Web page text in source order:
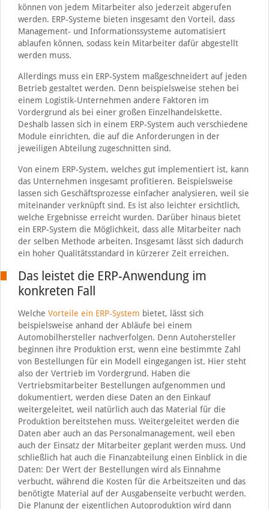
können von jedem Mitarbeiter also jederzeit abgerufen
werden. ERP-Systeme bieten insgesamt den Vorteil, dass
Management- und Informationssysteme automatisiert
ablaufen können, sodass kein Mitarbeiter dafür abgestellt
werden muss.
Allerdings muss ein ERP-System maßgeschneidert auf jeden
Betrieb gestaltet werden. Denn beispielsweise stehen bei
einem Logistik-Unternehmen andere Faktoren im
Vordergrund als bei einer großen Einzelhandelskette.
Deshalb lassen sich in einem ERP-System auch verschiedene
Module einrichten, die auf die Anforderungen in der
jeweiligen Abteilung zugeschnitten sind.
Von einem ERP-System, welches gut implementiert ist, kann
das Unternehmen insgesamt profitieren. Beispielsweise
lassen sich Geschäftsprozesse einfacher analysieren, weil sie
miteinander verknüpft sind. Es ist also leichter ersichtlich,
welche Ergebnisse erreicht wurden. Darüber hinaus bietet
ein ERP-System die Möglichkeit, dass alle Mitarbeiter nach
der selben Methode arbeiten. Insgesamt lässt sich dadurch
ein hoher Qualitätsstandard in kürzerer Zeit erreichen.
Das leistet die ERP-Anwendung im
konkreten Fall
Welche Vorteile ein ERP-System bietet, lässt sich
beispielsweise anhand der Abläufe bei einem
Automobilhersteller nachverfolgen. Denn Autohersteller
beginnen ihre Produktion erst, wenn eine bestimmte Zahl
von Bestellungen für ein Modell eingegangen ist. Hier steht
also der Vertrieb im Vordergrund. Haben die
Vertriebsmitarbeiter Bestellungen aufgenommen und
dokumentiert, werden diese Daten an den Einkauf
weitergeleitet, weil natürlich auch das Material für die
Produktion bereitstehen muss. Weitergeleitet werden die
Daten aber auch an das Personalmanagement, weil eben
auch der Einsatz der Mitarbeiter geplant werden muss. Und
schließlich hat auch die Finanzabteilung einen Einblick in die
Daten: Der Wert der Bestellungen wird als Einnahme
verbucht, während die Kosten für die Arbeitszeiten und das
benötigte Material auf der Ausgabenseite verbucht werden.
Die Planung der eigentlichen Autoproduktion wird dann